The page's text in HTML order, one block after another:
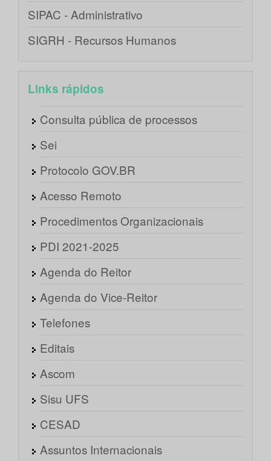
SIPAC - Administrativo
SIGRH - Recursos Humanos
Links rápidos
Consulta pública de processos
Sei
Protocolo GOV.BR
Acesso Remoto
Procedimentos Organizacionais
PDI 2021-2025
Agenda do Reitor
Agenda do Vice-Reitor
Telefones
Editais
Ascom
Sisu UFS
CESAD
Assuntos Internacionais